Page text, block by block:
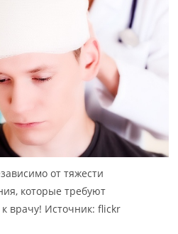
от тяжести
которые требуют
врачу! Источник: flickr